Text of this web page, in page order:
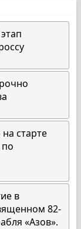
старте
в
82-
«Азов».